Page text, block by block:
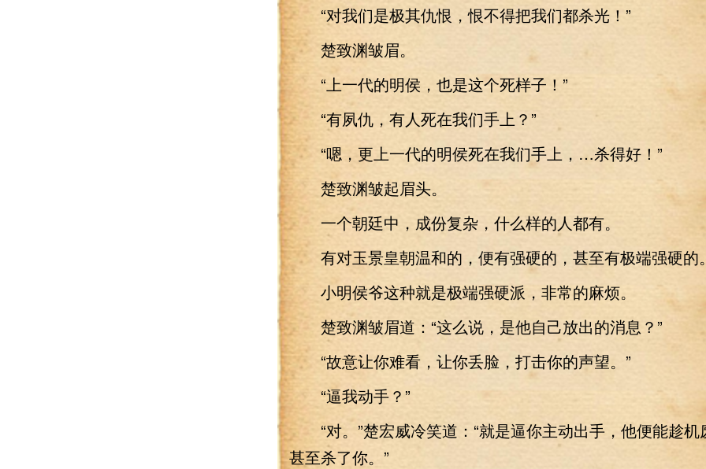
“对我们是极其仇恨，恨不得把我们都杀光！”
楚致渊皱眉。
“上一代的明侯，也是这个死样子！”
“有夙仇，有人死在我们手上？”
“嗯，更上一代的明侯死在我们手上，…杀得好！”
楚致渊皱起眉头。
一个朝廷中，成份复杂，什么样的人都有。
有对玉景皇朝温和的，便有强硬的，甚至有极端强硬的
小明侯爷这种就是极端强硬派，非常的麻烦。
楚致渊皱眉道：“这么说，是他自己放出的消息？”
“故意让你难看，让你丢脸，打击你的声望。”
“逼我动手？”
“对。”楚宏威冷笑道：“就是逼你主动出手，他便能趁机
甚至杀了你。”